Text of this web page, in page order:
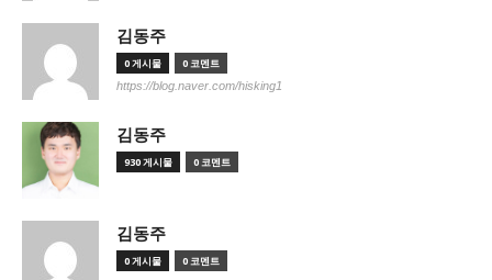
김동주
0 게시물 0 코멘트
https://blog.naver.com/hisking1
김동주
930 게시물 0 코멘트
김동주
0 게시물 0 코멘트